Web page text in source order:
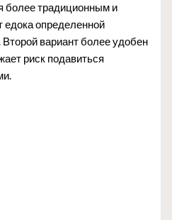
более традиционным и
едока определенной
Второй вариант более удобен
риск подавиться